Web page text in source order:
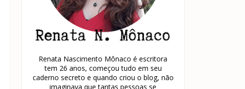
Renata Nascimento Mônaco é escritora
tem 26 anos, começou tudo em seu
caderno secreto e quando criou o blog, não
imaginava que tantas pessoas se